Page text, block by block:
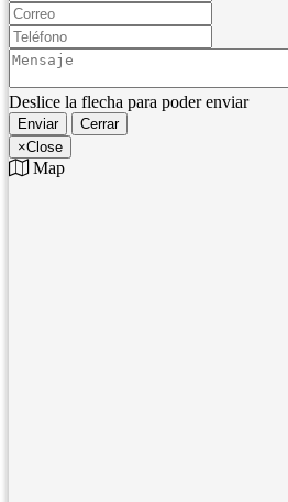
Teléfono:
Mensaje:
Deslice la flecha para poder enviar
Enviar
Cerrar
×Close
Map